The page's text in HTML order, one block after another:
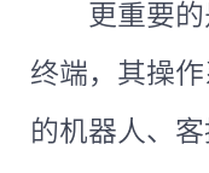
更重要
终端，其操
的机器人、